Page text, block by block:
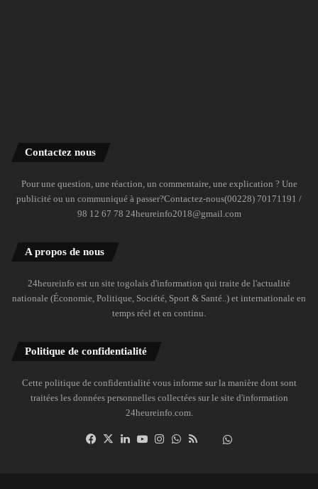
Contactez nous
Pour une question, une réaction, un commentaire, une explication ? Une
publicité ou un communiqué à passer?Contactez-nous(00228) 70171191 /
98 12 67 78 24heureinfo2018@gmail.com
A propos de nous
24heureinfo est un site togolais d'information qui traite de l'actualité
nationale (Économie, Politique, Société, Sport & Santé..) et internationale en
temps réel et en continu.
Politique de confidentialité
Cette politique de confidentialité vous informe sur la manière dont sont
traitées les données personnelles collectées sur le site d'information
24heureinfo.com.
Facebook
X LinkedinYouTubeInstagramWhatsAppDailymotion